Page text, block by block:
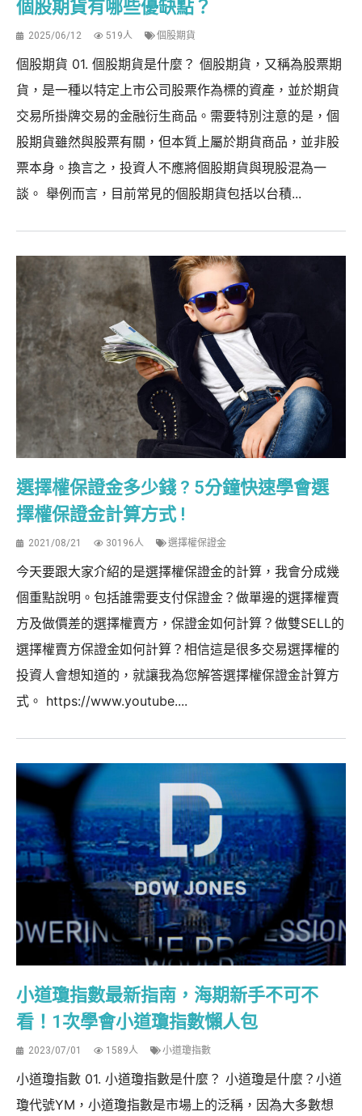
個股期貨有哪些優缺點？
2025/06/12 519人 個股期貨
個股期貨 01. 個股期貨是什麼？ 個股期貨，又稱為股票期
貨，是一種以特定上市公司股票作為標的資產，並於期貨
交易所掛牌交易的金融衍生商品。需要特別注意的是，個
股期貨雖然與股票有關，但本質上屬於期貨商品，並非股
票本身。換言之，投資人不應將個股期貨與現股混為一
談。 舉例而言，目前常見的個股期貨包括以台積...
選擇權保證金多少錢 ? 5分鐘快速學會選
擇權保證金計算方式 !
2021/08/21 30196人 選擇權保證金
今天要跟大家介紹的是選擇權保證金的計算，我會分成幾
個重點說明。包括誰需要支付保證金？做單邊的選擇權賣
方及做價差的選擇權賣方，保證金如何計算？做雙SELL的
選擇權賣方保證金如何計算？相信這是很多交易選擇權的
投資人會想知道的，就讓我為您解答選擇權保證金計算方
式。 https://www.youtube....
小道瓊指數最新指南，海期新手不可不
看！1次學會小道瓊指數懶人包
2023/07/01 1589人 小道瓊指數
小道瓊指數 01. 小道瓊指數是什麼？ 小道瓊是什麼？小道
瓊代號YM，小道瓊指數是市場上的泛稱，因為大多數想